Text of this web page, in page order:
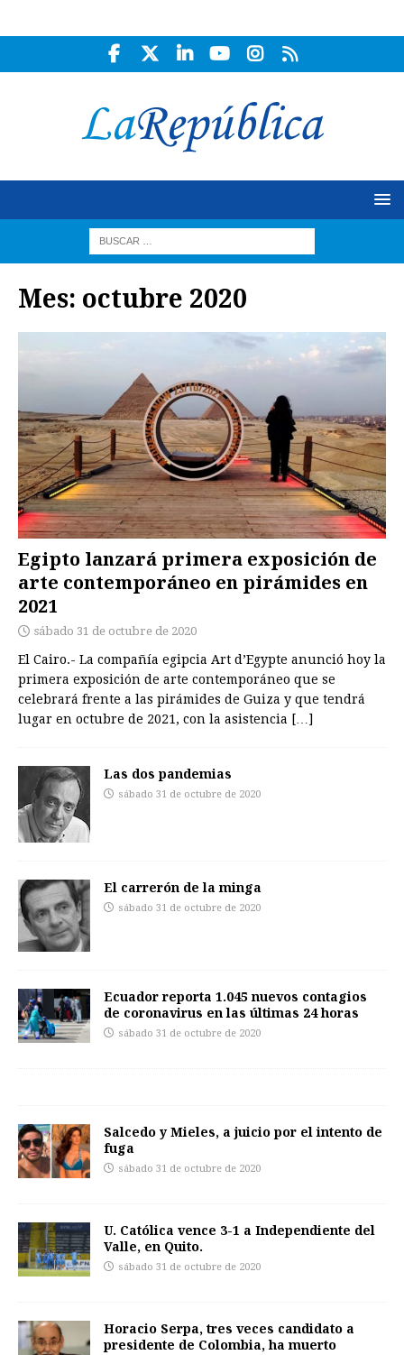
Mes: octubre 2020
Egipto lanzará primera exposición de
arte contemporáneo en pirámides en
2021
sábado 31 de octubre de 2020
El Cairo.- La compañía egipcia Art d’Egypte anunció hoy la
primera exposición de arte contemporáneo que se
celebrará frente a las pirámides de Guiza y que tendrá
lugar en octubre de 2021, con la asistencia […]
Las dos pandemias
sábado 31 de octubre de 2020
El carrerón de la minga
sábado 31 de octubre de 2020
Ecuador reporta 1.045 nuevos contagios
de coronavirus en las últimas 24 horas
sábado 31 de octubre de 2020
Salcedo y Mieles, a juicio por el intento de
fuga
sábado 31 de octubre de 2020
U. Católica vence 3-1 a Independiente del
Valle, en Quito.
sábado 31 de octubre de 2020
Horacio Serpa, tres veces candidato a
presidente de Colombia, ha muerto